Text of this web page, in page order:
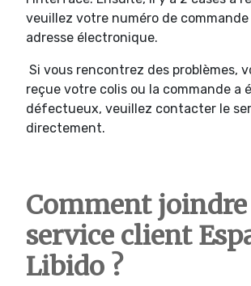
veuillez votre numéro de
adresse électronique.
Si vous rencontrez des problèmes,
reçue votre colis ou la commande a
défectueux, veuillez contacter le
directement.
Comment
service client
Libido ?